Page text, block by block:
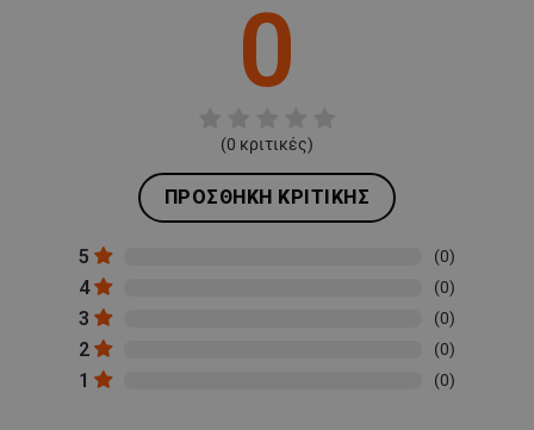
0
(0 κριτικές)
ΠΡΟΣΘΉΚΗ ΚΡΙΤΙΚΉΣ
5 (0)
4 (0)
3 (0)
2 (0)
1 (0)